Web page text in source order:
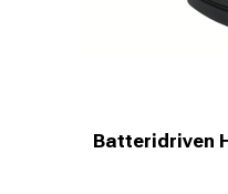
Batteridriven